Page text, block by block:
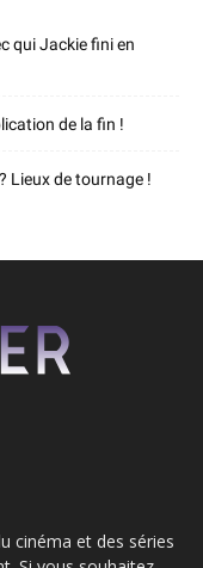
qui Jackie fini en
de la fin !
Lieux de tournage !
cinéma et des séries